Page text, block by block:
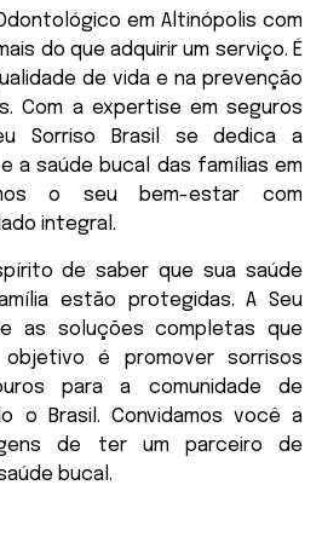
em Altinópolis com
do que adquirir um serviço. É
de vida e na prevenção
Com a expertise em seguros
Sorriso Brasil se dedica a
a saúde bucal das famílias em
o seu bem-estar com
integral.
de saber que sua saúde
estão protegidas. A Seu
as soluções completas que
é promover sorrisos
para a comunidade de
o Brasil. Convidamos você a
de ter um parceiro de
bucal.